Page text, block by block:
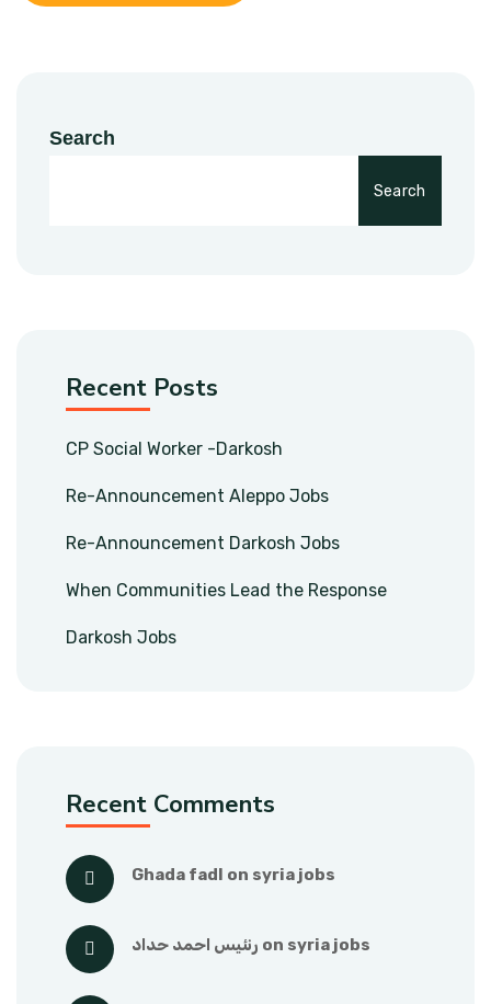
Search
Search
Recent Posts
CP Social Worker -Darkosh
Re-Announcement Aleppo Jobs
Re-Announcement Darkosh Jobs
When Communities Lead the Response
Darkosh Jobs
Recent Comments
ghada fadl on syria jobs
رنئيس احمد حداد on syria jobs